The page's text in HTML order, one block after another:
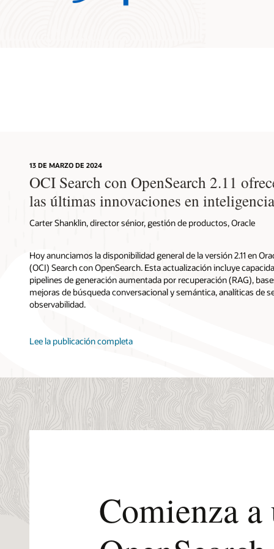
13 DE MARZO DE 2024
OCI Search con OpenSearch 2.11
las últimas innovaciones en
Carter Shanklin, director sénior, gestión de productos, Oracle
Hoy anunciamos la disponibilidad general de la versión 2.11 en
(OCI) Search con OpenSearch. Esta actualización incluye
pipelines de generación aumentada por recuperación (RAG),
mejoras de búsqueda conversacional y semántica, analíticas de
observabilidad.
Lee la publicación completa
Comienza